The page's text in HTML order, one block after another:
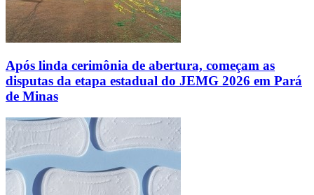
Após linda cerimônia de abertura, começam as
disputas da etapa estadual do JEMG 2026 em Pará
de Minas